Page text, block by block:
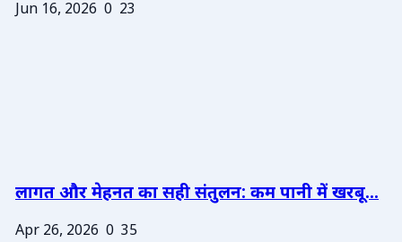
Jun 16, 2026 0 23
लागत और मेहनत का सही संतुलन: कम पानी में खरबू...
Apr 26, 2026 0 35